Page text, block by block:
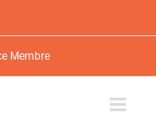
Membre